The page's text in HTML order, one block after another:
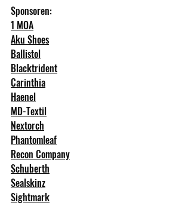
Sponsoren:
1 MOA
Aku Shoes
Ballistol
Blacktrident
Carinthia
Haenel
MD-Textil
Nextorch
Phantomleaf
Recon Company
Schuberth
Sealskinz
Sightmark